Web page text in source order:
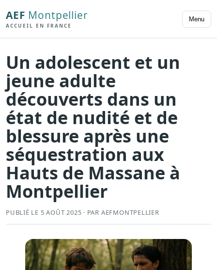
AEF Montpellier
ACCUEIL EN FRANCE
Menu
Un adolescent et un
jeune adulte
découverts dans un
état de nudité et de
blessure après une
séquestration aux
Hauts de Massane à
Montpellier
PUBLIÉ LE 5 AOÛT 2025 · PAR AEFMONTPELLIER